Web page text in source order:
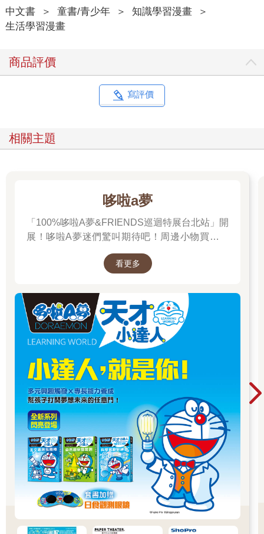
中文書 ＞ 童書/青少年 ＞ 知識學習漫畫
＞
生活學習漫畫
商品評價
寫評價
相關主題
哆啦a夢
「100%哆啦A夢&FRIENDS巡迴特展台北站」開
展！哆啦A夢迷們驚叫期待吧！周邊小物買起來
看更多